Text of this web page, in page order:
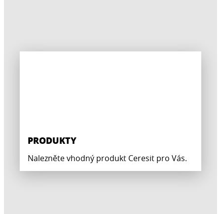
PRODUKTY
Nalezněte vhodný produkt Ceresit pro Vás.